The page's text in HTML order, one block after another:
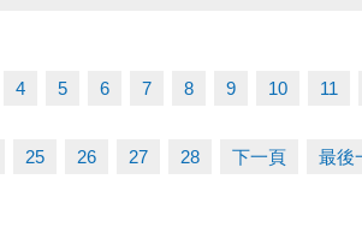
-官網 : https://
-IG : @luzhusports
4 5 6 7 8 9 10 11
25 26 27 28 下一頁 最後